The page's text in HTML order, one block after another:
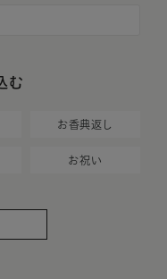
む
お香典返し
お祝い